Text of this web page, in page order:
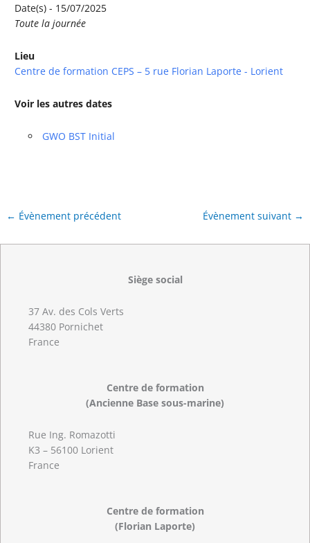
Date(s) - 15/07/2025
Toute la journée
Lieu
Centre de formation CEPS – 5 rue Florian Laporte - Lorient
Voir les autres dates
GWO BST Initial
← Évènement précédent Évènement suivant →
Siège social
37 Av. des Cols Verts
44380 Pornichet
France
Centre de formation
(Ancienne Base sous-marine)
Rue Ing. Romazotti
K3 – 56100 Lorient
France
Centre de formation
(Florian Laporte)